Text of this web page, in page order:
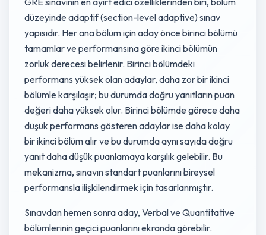
düzeyinde adaptif (section-level adaptive) sınav
yapısıdır. Her ana bölüm için aday önce birinci bölümü
tamamlar ve performansına göre ikinci bölümün
zorluk derecesi belirlenir. Birinci bölümdeki
performans yüksek olan adaylar, daha zor bir ikinci
bölümle karşılaşır; bu durumda doğru yanıtların puan
değeri daha yüksek olur. Birinci bölümde görece daha
düşük performans gösteren adaylar ise daha kolay
bir ikinci bölüm alır ve bu durumda aynı sayıda doğru
yanıt daha düşük puanlamaya karşılık gelebilir. Bu
mekanizma, sınavın standart puanlarını bireysel
performansla ilişkilendirmek için tasarlanmıştır.
Sınavdan hemen sonra aday, Verbal ve Quantitative
bölümlerinin geçici puanlarını ekranda görebilir.